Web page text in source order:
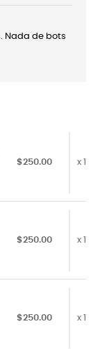
Nada de bots
$250.00 x 1
$250.00 x 1
$250.00 x 1